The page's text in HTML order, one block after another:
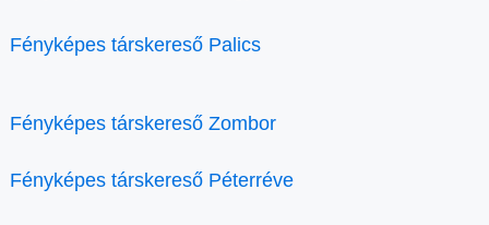
Fényképes társkereső Palics
Fényképes társkereső Zombor
Fényképes társkereső Péterréve